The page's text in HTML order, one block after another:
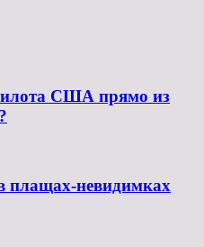
США прямо из
плащах-невидимках